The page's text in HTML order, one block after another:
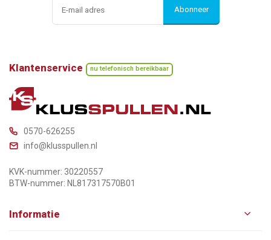
Abonneer
Klantenservice nu telefonisch bereikbaar
0570-626255
info@klusspullen.nl
KVK-nummer: 30220557
BTW-nummer: NL817317570B01
Informatie